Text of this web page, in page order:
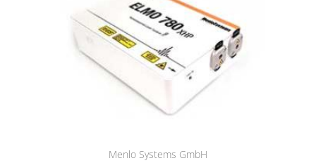
Menlo Systems GmbH